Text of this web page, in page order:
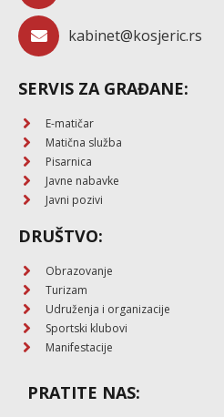
kabinet@kosjeric.rs
SERVIS ZA GRAĐANE:
E-matičar
Matična služba
Pisarnica
Javne nabavke
Javni pozivi
DRUŠTVO:
Obrazovanje
Turizam
Udruženja i organizacije
Sportski klubovi
Manifestacije
PRATITE NAS: